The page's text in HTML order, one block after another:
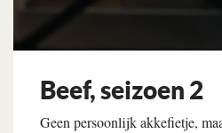
Beef, seizoen 2
Geen persoonlijk akkefietje,